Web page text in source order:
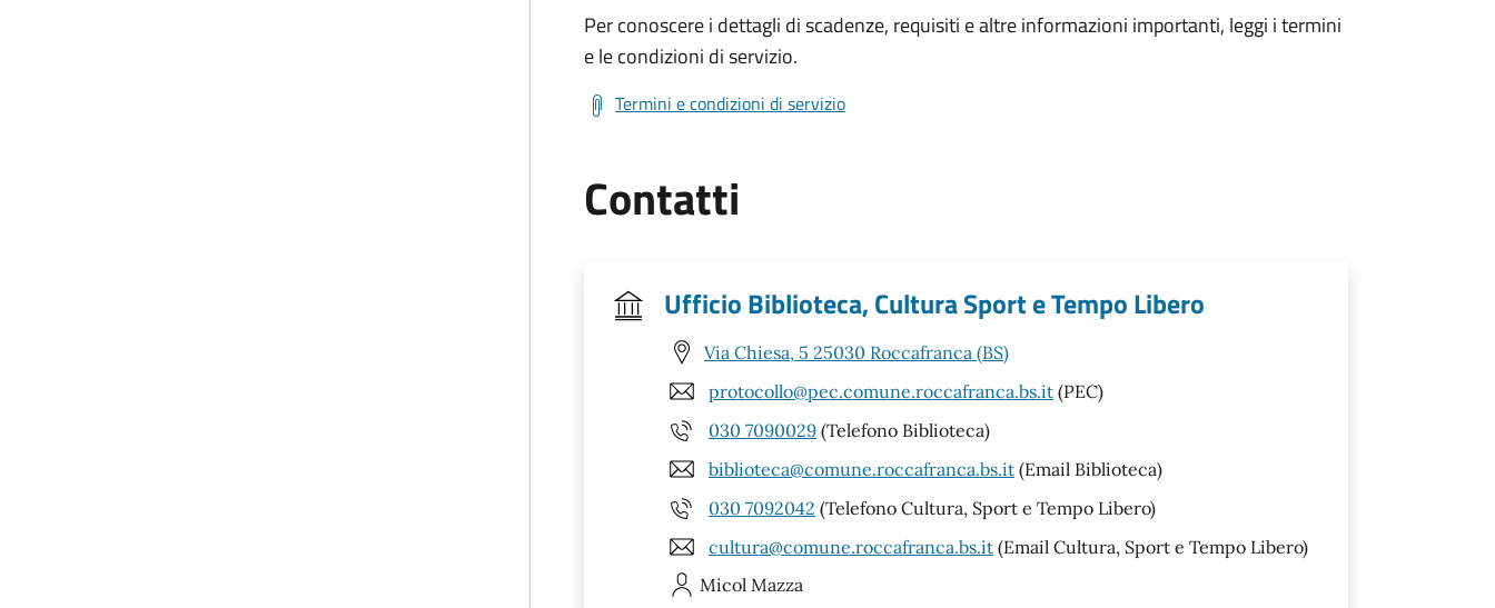
Per conoscere i dettagli di scadenze, requisiti e altre informazioni importanti, leggi i termini
e le condizioni di servizio.
Termini e condizioni di servizio
Contatti
Ufficio Biblioteca, Cultura Sport e Tempo Libero
Via Chiesa, 5 25030 Roccafranca (BS)
protocollo@pec.comune.roccafranca.bs.it (PEC)
030 7090029 (Telefono Biblioteca)
biblioteca@comune.roccafranca.bs.it (Email Biblioteca)
030 7092042 (Telefono Cultura, Sport e Tempo Libero)
cultura@comune.roccafranca.bs.it (Email Cultura, Sport e Tempo Libero)
Micol Mazza